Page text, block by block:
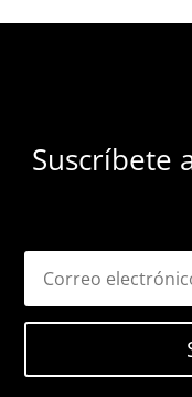
Suscríbete